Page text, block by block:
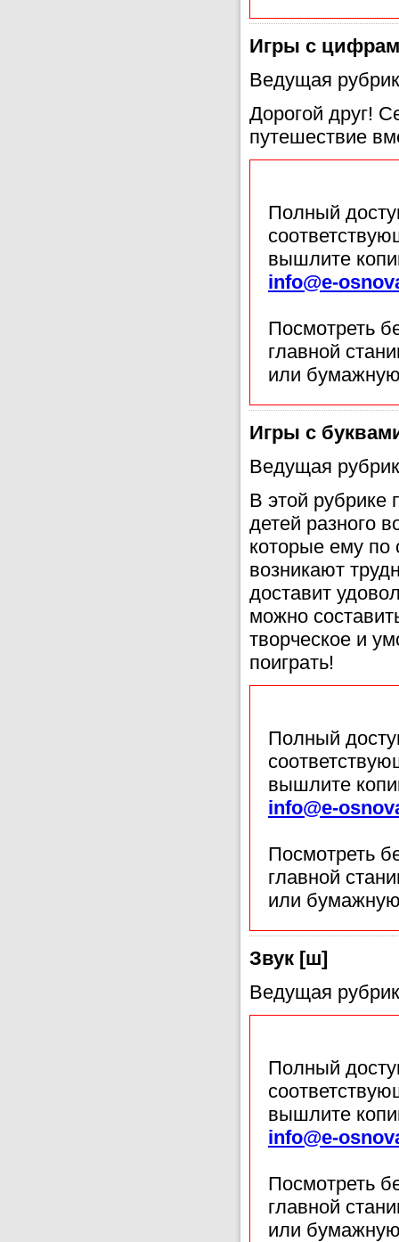
Игры с
Ведущая
Дорогой друг!
путешествие
Полный
вышлите
info@e-
Посмотреть
главной
или
Игры с
Ведущая
В этой рубрике
детей разного
которые ему по
возникают
доставит
можно
творческое и
поиграть!
Полный
вышлите
info@e-
Посмотреть
главной
или
Звук [ш]
Ведущая
Полный
вышлите
info@e-
Посмотреть
главной
или